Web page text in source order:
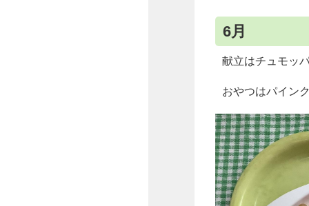
6月
献立はチュモッ
おやつはパイン